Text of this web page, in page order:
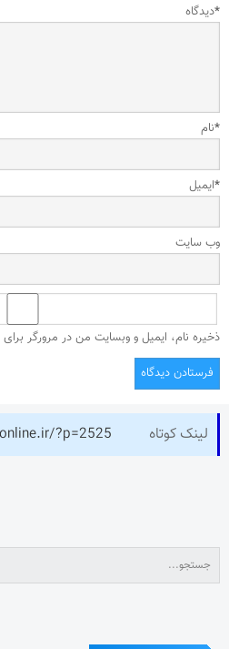
دیدگاه*
نام*
ایمیل*
وب‌ سایت
ذخیره نام، ایمیل و وبسایت من در مرورگر
لینک کوتاه ?p=2525